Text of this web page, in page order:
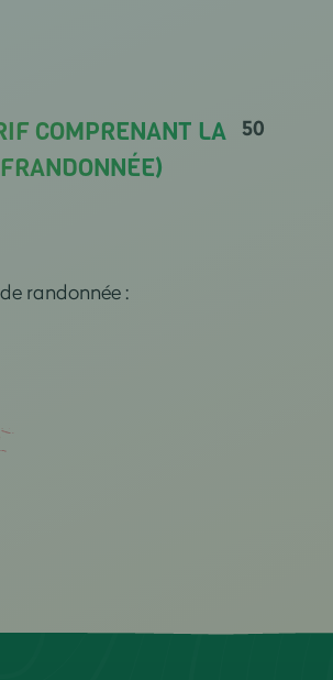
COMPRENANT LA 50
randonnée :